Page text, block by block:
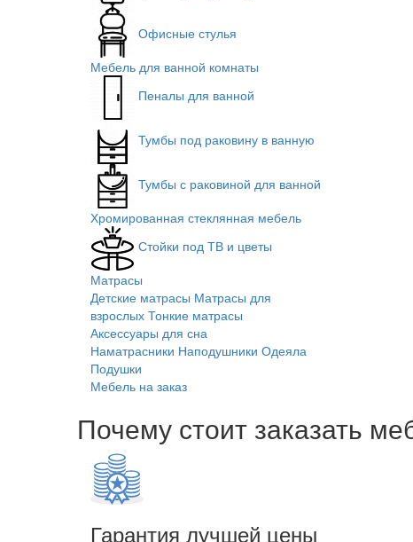
Офисные стулья
Мебель для ванной комнаты
Пеналы для ванной
Тумбы под раковину в ванную
Тумбы с раковиной для ванной
Хромированная стеклянная мебель
Стойки под ТВ и цветы
Матрасы
Детские матрасы Матрасы для
взрослых Тонкие матрасы
Аксессуары для сна
Наматрасники Наподушники Одеяла
Подушки
Мебель на заказ
Почему стоит заказать
Гарантия лучшей цены